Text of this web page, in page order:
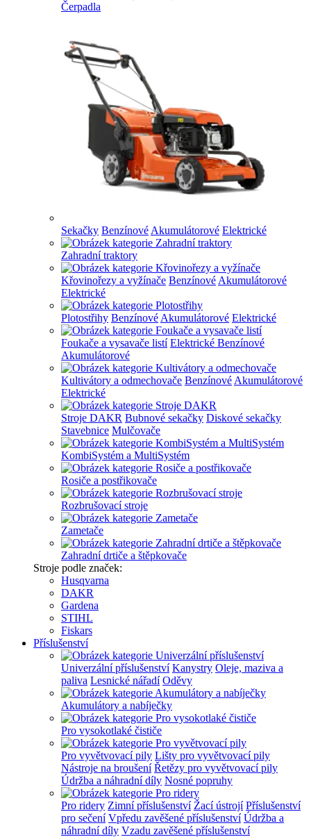
Čerpadla
Sekačky Benzínové Akumulátorové Elektrické
Zahradní traktory
Křovinořezy a vyžínače Benzínové Akumulátorové
Elektrické
Plotostřihy Benzínové Akumulátorové Elektrické
Foukače a vysavače listí Elektrické Benzínové
Akumulátorové
Kultivátory a odmechovače Benzínové Akumulátorové
Elektrické
Stroje DAKR Bubnové sekačky Diskové sekačky
Stavebnice Mulčovače
KombiSystém a MultiSystém
Rosiče a postřikovače
Rozbrušovací stroje
Zametače
Zahradní drtiče a štěpkovače
Stroje podle značek:
Husqvarna
DAKR
Gardena
STIHL
Fiskars
Příslušenství
Univerzální příslušenství Kanystry Oleje, maziva a
paliva Lesnické nářadí Oděvy
Akumulátory a nabíječky
Pro vysokotlaké čističe
Pro vyvětvovací pily Lišty pro vyvětvovací pily
Nástroje na broušení Řetězy pro vyvětvovací pily
Údržba a náhradní díly Nosné popruhy
Pro ridery Zimní příslušenství Žací ústrojí Příslušenství
pro sečení Vpředu zavěšené příslušenství Údržba a
náhradní díly Vzadu zavěšené příslušenství